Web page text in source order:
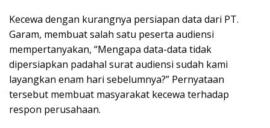
Kecewa dengan kurangnya persiapan data dari PT.
Garam, membuat salah satu peserta audiensi
mempertanyakan, “Mengapa data-data tidak
dipersiapkan padahal surat audiensi sudah kami
layangkan enam hari sebelumnya?” Pernyataan
tersebut membuat masyarakat kecewa terhadap
respon perusahaan.